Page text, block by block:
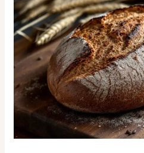
con
raíces
caseras